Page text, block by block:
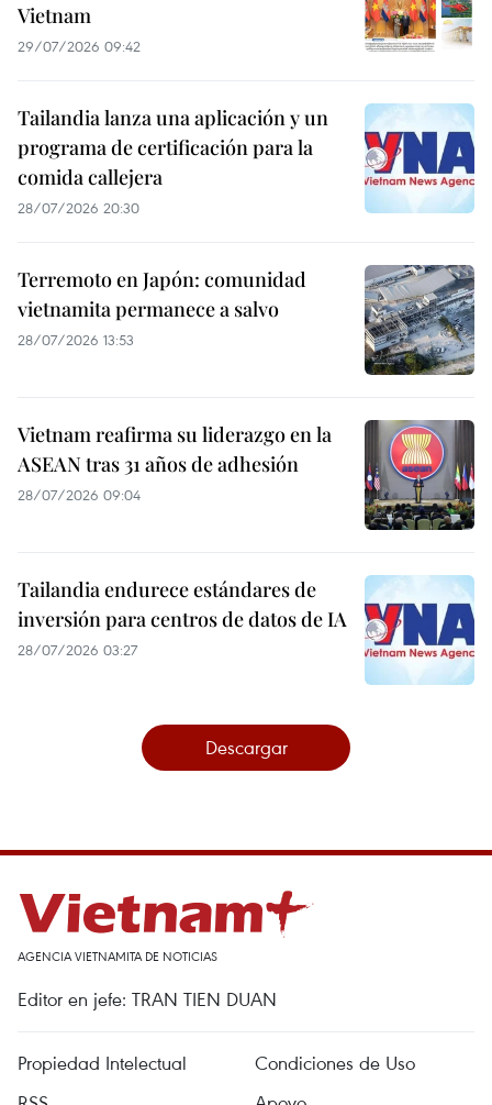
Vietnam
29/07/2026 09:42
Tailandia lanza una aplicación y un
programa de certificación para la
comida callejera
28/07/2026 20:30
Terremoto en Japón: comunidad
vietnamita permanece a salvo
28/07/2026 13:53
Vietnam reafirma su liderazgo en la
ASEAN tras 31 años de adhesión
28/07/2026 09:04
Tailandia endurece estándares de
inversión para centros de datos de IA
28/07/2026 03:27
Descargar
AGENCIA VIETNAMITA DE NOTICIAS
Editor en jefe: TRAN TIEN DUAN
Propiedad Intelectual
Condiciones de Uso